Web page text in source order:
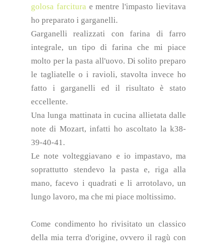
golosa farcitura e mentre l'impasto lievitava
ho preparato i garganelli.
Garganelli realizzati con farina di farro
integrale, un tipo di farina che mi piace
molto per la pasta all'uovo. Di solito preparo
le tagliatelle o i ravioli, stavolta invece ho
fatto i garganelli ed il risultato è stato
eccellente.
Una lunga mattinata in cucina allietata dalle
note di Mozart, infatti ho ascoltato la k38-
39-40-41.
Le note volteggiavano e io impastavo, ma
soprattutto stendevo la pasta e, riga alla
mano, facevo i quadrati e li arrotolavo, un
lungo lavoro, ma che mi piace moltissimo.
Come condimento ho rivisitato un classico
della mia terra d'origine, ovvero il ragù con